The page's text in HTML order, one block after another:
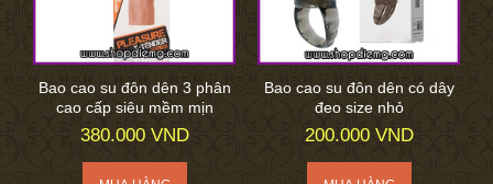
Bao cao su đôn dên 3 phân
cao cấp siêu mềm mịn
380.000 VND
Bao cao su đôn dên có dây
đeo size nhỏ
200.000 VND